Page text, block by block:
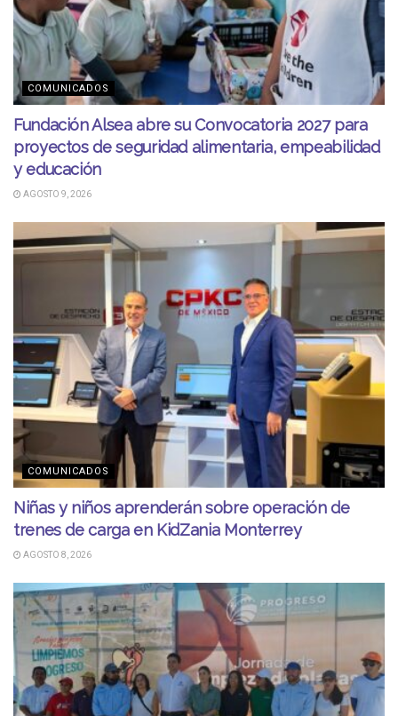
COMUNICADOS
Fundación Alsea abre su Convocatoria 2027 para
proyectos de seguridad alimentaria, empeabilidad
y educación
AGOSTO 9, 2026
COMUNICADOS
Niñas y niños aprenderán sobre operación de
trenes de carga en KidZania Monterrey
AGOSTO 8, 2026